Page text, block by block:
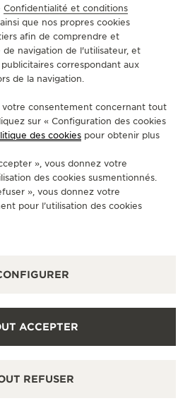
PERPETUAL
DREAM SHAPER »
SON
PRÉCISION
MÉTIERS
NOUS
À LA NEWSLETTER
DE CONFIDENTIALITÉ
QUALITÉS ET CARACTÉRISTIQUES
DE RÉTRACTATION
Confidentialité et conditions
que nos propres cookies
afin de comprendre et
navigation de l'utilisateur, et
correspondant aux
de la navigation.
consentement concernant tout
sur « Configuration des cookies
des cookies pour obtenir plus
», vous donnez votre
des cookies susmentionnés.
», vous donnez votre
pour l’utilisation des cookies
ACCEPTER
REFUSER